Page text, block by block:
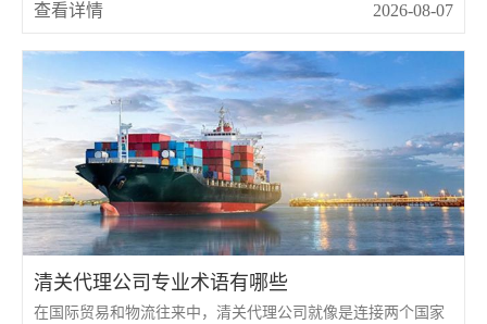
生组织的严格管控。 相比于普通货物，药品出口清关不仅流程
代理公司，是药企和外贸商的刚需。市场上这类公司有哪些?又
该如何甄别?
查看详情 2026-08-07
清关代理公司专业术语有哪些
在国际贸易和物流往来中，清关代理公司就像是连接两个国家